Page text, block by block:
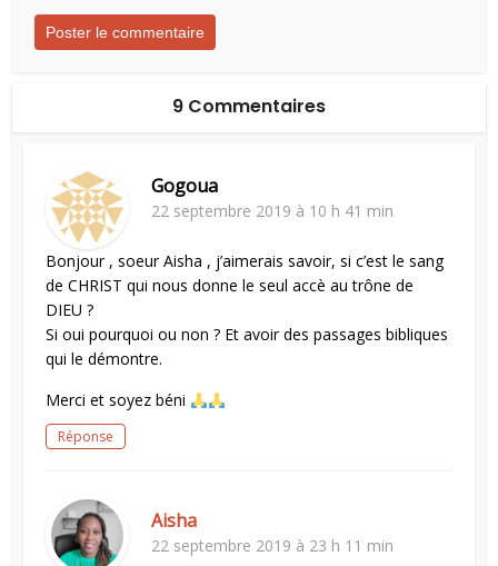
9 Commentaires
Gogoua
22 septembre 2019 à 10 h 41 min
Bonjour , soeur Aisha , j’aimerais savoir, si c’est le sang
de CHRIST qui nous donne le seul accè au trône de
DIEU ?
Si oui pourquoi ou non ? Et avoir des passages bibliques
qui le démontre.
Merci et soyez béni
Réponse
Aisha
22 septembre 2019 à 23 h 11 min